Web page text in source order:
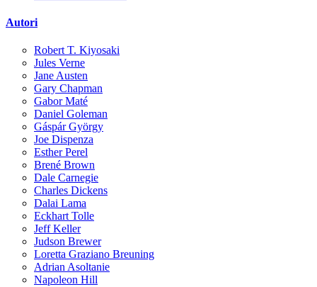
Autori
Robert T. Kiyosaki
Jules Verne
Jane Austen
Gary Chapman
Gabor Maté
Daniel Goleman
Gáspár György
Joe Dispenza
Esther Perel
Brené Brown
Dale Carnegie
Charles Dickens
Dalai Lama
Eckhart Tolle
Jeff Keller
Judson Brewer
Loretta Graziano Breuning
Adrian Asoltanie
Napoleon Hill